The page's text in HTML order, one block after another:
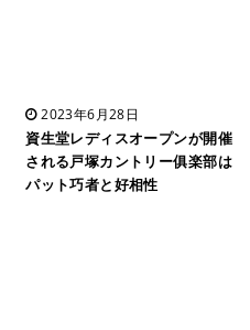
2023年6月28日
資生堂レディスオープンが開催
される戸塚カントリー俱楽部は
パット巧者と好相性